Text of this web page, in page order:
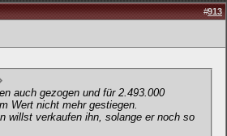
#913
auch gezogen und für 2.493.000
Wert nicht mehr gestiegen.
willst verkaufen ihn, solange er noch so